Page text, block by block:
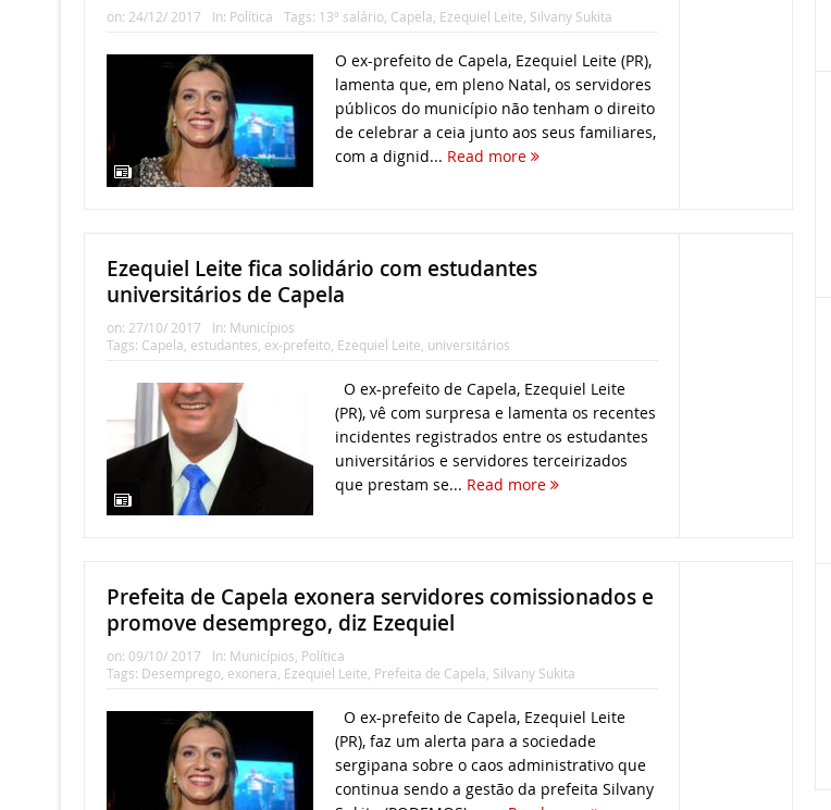
on: 24/12/ 2017 In: Política Tags: 13º salário, Capela Ezequiel Leite Silvany Sukita
O ex-prefeito de Capela, Ezequiel Leite (PR),
lamenta que, em pleno Natal, os servidores
públicos do município não tenham o direito
de celebrar a ceia junto aos seus familiares,
com a dignid... Read more
Ezequiel Leite fica solidário com estudantes
universitários de Capela
on: 27/10/ 2017 In: Municípios
Tags: Capela estudantes ex-prefeito, Ezequiel Leite universitários
O ex-prefeito de Capela, Ezequiel Leite
(PR), vê com surpresa e lamenta os recentes
incidentes registrados entre os estudantes
universitários e servidores terceirizados
que prestam se... Read more
Prefeita de Capela exonera servidores comissionados e
promove desemprego, diz Ezequiel
on: 09/10/ 2017 In: Municípios Política
Tags: Desemprego, exonera Ezequiel Leite Prefeita de Capela Silvany Sukita
O ex-prefeito de Capela, Ezequiel Leite
(PR), faz um alerta para a sociedade
sergipana sobre o caos administrativo que
continua sendo a gestão da prefeita Silvany